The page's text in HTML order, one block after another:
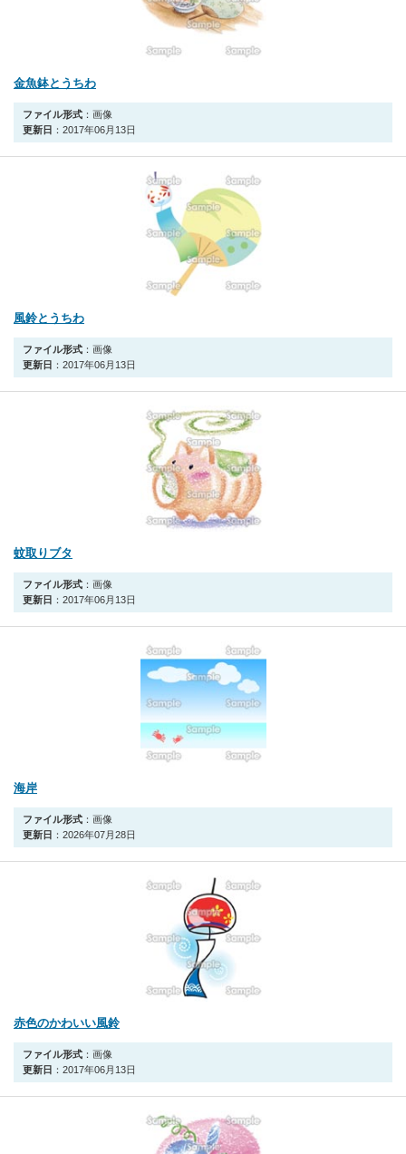
金魚鉢とうちわ
ファイル形式 ：画像
更新日 ：2017年06月13日
風鈴とうちわ
ファイル形式 ：画像
更新日 ：2017年06月13日
蚊取りブタ
ファイル形式 ：画像
更新日 ：2017年06月13日
海岸
ファイル形式 ：画像
更新日 ：2026年07月28日
赤色のかわいい風鈴
ファイル形式 ：画像
更新日 ：2017年06月13日